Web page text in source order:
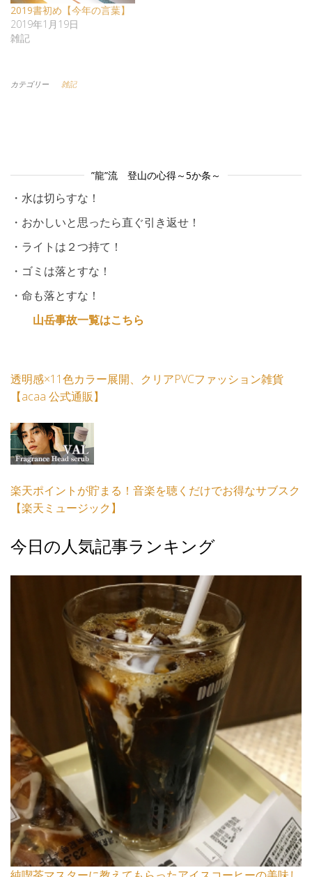
2019書初め【今年の言葉】
2019年1月19日
雑記
カテゴリー 雑記
”龍”流 登山の心得～5か条～
・水は切らすな！
・おかしいと思ったら直ぐ引き返せ！
・ライトは２つ持て！
・ゴミは落とすな！
・命も落とすな！
山岳事故一覧はこちら
透明感×11色カラー展開、クリアPVCファッション雑貨
【acaa 公式通販】
楽天ポイントが貯まる！音楽を聴くだけでお得なサブスク
【楽天ミュージック】
今日の人気記事ランキング